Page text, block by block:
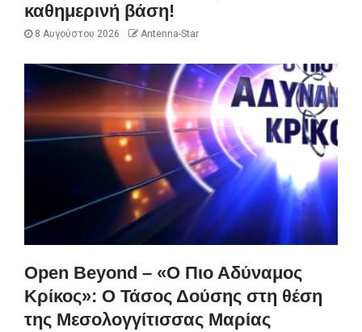
καθημερινή βάση!
8 Αυγούστου 2026 Antenna-Star
Open Beyond – «Ο Πιο Αδύναμος
Κρίκος»: Ο Τάσος Δούσης στη θέση
της Μεσολογγίτισσας Μαρίας